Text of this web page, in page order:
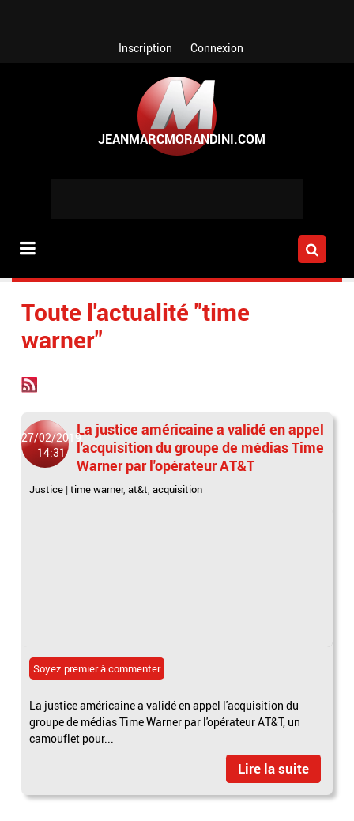
Inscription Connexion
Toute l'actualité "time
warner"
27/02/2019
14:31
La justice américaine a validé en appel
l'acquisition du groupe de médias Time
Warner par l'opérateur AT&T
Justice |time warner,at&t,acquisition
Soyez premier à commenter
La justice américaine a validé en appel l'acquisition du
groupe de médias Time Warner par l'opérateur AT&T, un
camouflet pour...
Lire la suite